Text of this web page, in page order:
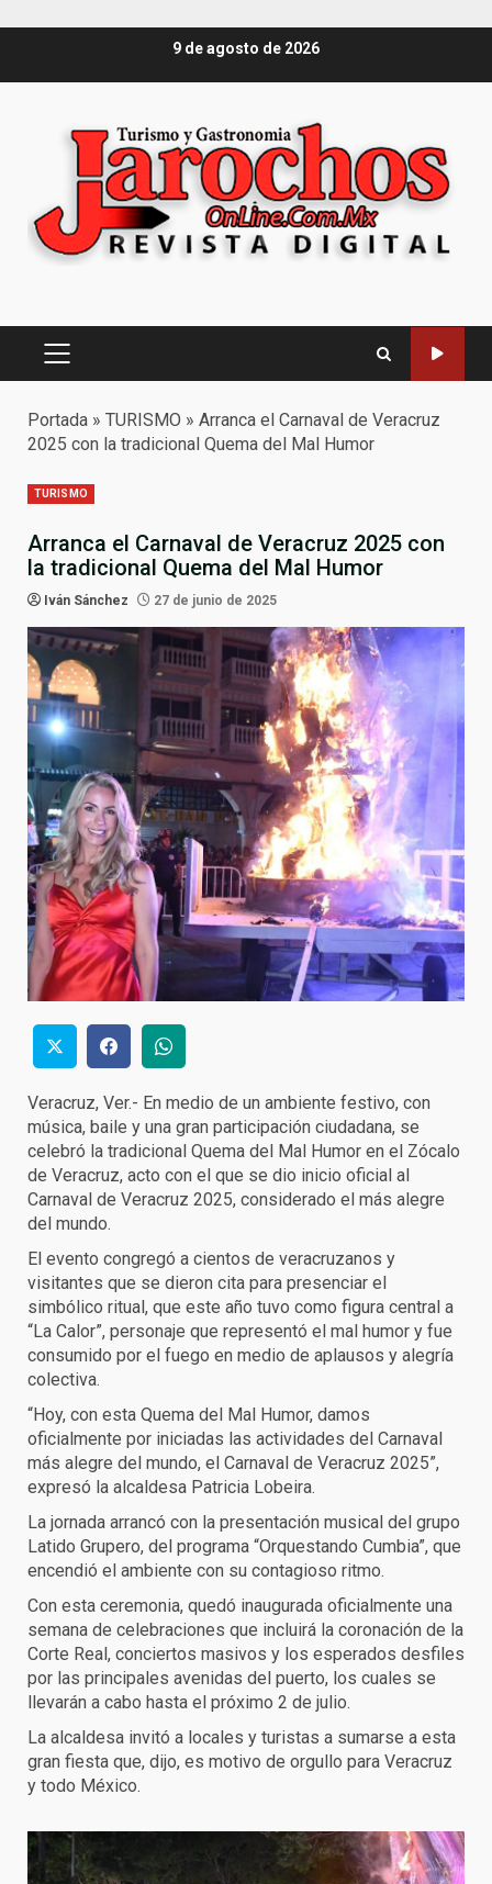
contenido
9 de agosto de 2026
Menú
principal
Portada » TURISMO » Arranca el Carnaval de Veracruz
2025 con la tradicional Quema del Mal Humor
TURISMO
Arranca el Carnaval de Veracruz 2025 con
la tradicional Quema del Mal Humor
Iván Sánchez 27 de junio de 2025
Veracruz, Ver.- En medio de un ambiente festivo, con
música, baile y una gran participación ciudadana, se
celebró la tradicional Quema del Mal Humor en el Zócalo
de Veracruz, acto con el que se dio inicio oficial al
Carnaval de Veracruz 2025, considerado el más alegre
del mundo.
El evento congregó a cientos de veracruzanos y
visitantes que se dieron cita para presenciar el
simbólico ritual, que este año tuvo como figura central a
“La Calor”, personaje que representó el mal humor y fue
consumido por el fuego en medio de aplausos y alegría
colectiva.
“Hoy, con esta Quema del Mal Humor, damos
oficialmente por iniciadas las actividades del Carnaval
más alegre del mundo, el Carnaval de Veracruz 2025”,
expresó la alcaldesa Patricia Lobeira.
La jornada arrancó con la presentación musical del grupo
Latido Grupero, del programa “Orquestando Cumbia”, que
encendió el ambiente con su contagioso ritmo.
Con esta ceremonia, quedó inaugurada oficialmente una
semana de celebraciones que incluirá la coronación de la
Corte Real, conciertos masivos y los esperados desfiles
por las principales avenidas del puerto, los cuales se
llevarán a cabo hasta el próximo 2 de julio.
La alcaldesa invitó a locales y turistas a sumarse a esta
gran fiesta que, dijo, es motivo de orgullo para Veracruz
y todo México.